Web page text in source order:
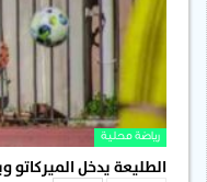
رياضة محلية
الطليعة يدخل الميركاتو